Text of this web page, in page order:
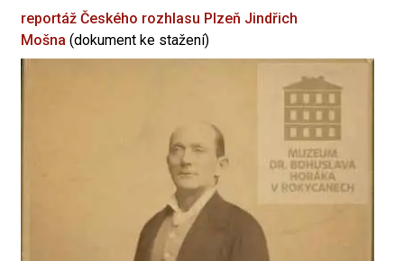
reportáž Českého rozhlasu Plzeň Jindřich
Mošna (dokument ke stažení)